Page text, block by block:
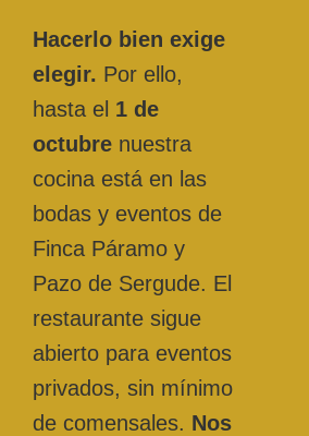
Hacerlo bien exige
elegir. Por ello,
hasta el 1 de
octubre nuestra
cocina está en las
bodas y eventos de
Finca Páramo y
Pazo de Sergude. El
restaurante sigue
abierto para eventos
privados, sin mínimo
de comensales. Nos